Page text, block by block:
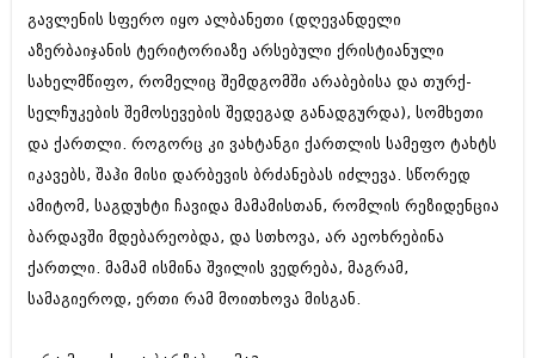
მაისი 2015 (194)
აპრილი 2015 (208)
მარტი 2015 (365)
იანვარი 2015 (247)
დეკემბერი 2014 (342)
ნოემბერი 2014 (290)
ოქტომბერი 2014 (292)
სექტემბერი 2014 (394)
აგვისტო 2014 (248)
ივლისი 2014 (313)
ივნისი 2014 (366)
გავლენის სფერო იყო ალბანეთი (დღევანდელი
აზერბაიჯანის ტერიტორიაზე არსებული ქრისტიანული
სახელმწიფო, რომელიც შემდგომში არაბებისა და თურქ-
სელჩუკების შემოსევების შედეგად განადგურდა), სომხეთი
და ქართლი. როგორც კი ვახტანგი ქართლის სამეფო ტახტს
იკავებს, შაჰი მისი დარბევის ბრძანებას იძლევა. სწორედ
ამიტომ, საგდუხტი ჩავიდა მამამისთან, რომლის რეზიდენცია
ბარდავში მდებარეობდა, და სთხოვა, არ აეოხრებინა
ქართლი. მამამ ისმინა შვილის ვედრება, მაგრამ,
სამაგიეროდ, ერთი რამ მოითხოვა მისგან.